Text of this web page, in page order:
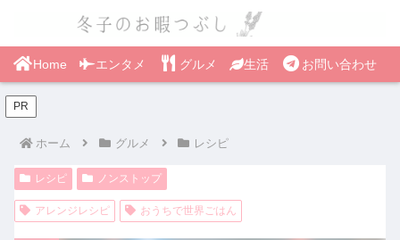
Home エンタメ グルメ 生活 お問い合わせ
PR
ホーム グルメ レシピ
レシピ ノンストップ
アレンジレシピ おうちで世界ごはん